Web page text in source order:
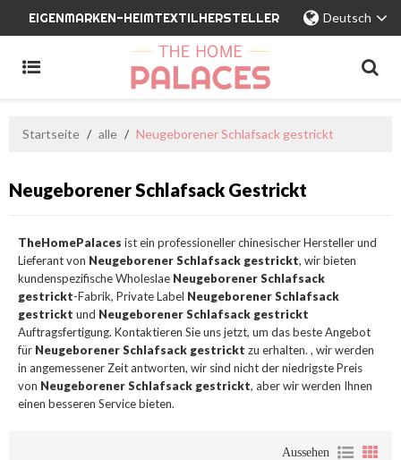
EIGENMARKEN-HEIMTEXTILHERSTELLER Deutsch
Startseite / alle / Neugeborener Schlafsack gestrickt
Neugeborener Schlafsack Gestrickt
TheHomePalaces ist ein professioneller chinesischer Hersteller und
Lieferant von Neugeborener Schlafsack gestrickt, wir bieten
kundenspezifische Wholeslae Neugeborener Schlafsack
gestrickt-Fabrik, Private Label Neugeborener Schlafsack
gestrickt und Neugeborener Schlafsack gestrickt
Auftragsfertigung. Kontaktieren Sie uns jetzt, um das beste Angebot
für Neugeborener Schlafsack gestrickt zu erhalten. , wir werden
in angemessener Zeit antworten, wir sind nicht der niedrigste Preis
von Neugeborener Schlafsack gestrickt, aber wir werden Ihnen
einen besseren Service bieten.
Aussehen